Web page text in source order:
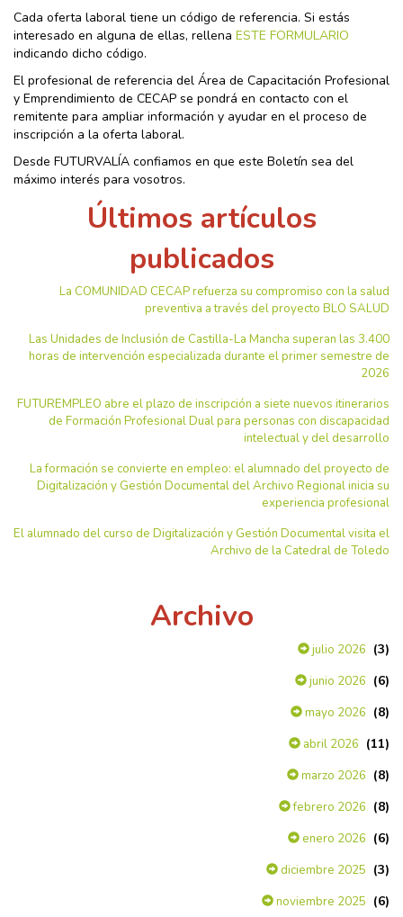
Cada oferta laboral tiene un código de referencia. Si estás
interesado en alguna de ellas, rellena ESTE FORMULARIO
indicando dicho código.
El profesional de referencia del Área de Capacitación Profesional
y Emprendimiento de CECAP se pondrá en contacto con el
remitente para ampliar información y ayudar en el proceso de
inscripción a la oferta laboral.
Desde FUTURVALÍA confiamos en que este Boletín sea del
máximo interés para vosotros.
Últimos artículos
publicados
La COMUNIDAD CECAP refuerza su compromiso con la salud
preventiva a través del proyecto BLO SALUD
Las Unidades de Inclusión de Castilla-La Mancha superan las 3.400
horas de intervención especializada durante el primer semestre de
2026
FUTUREMPLEO abre el plazo de inscripción a siete nuevos itinerarios
de Formación Profesional Dual para personas con discapacidad
intelectual y del desarrollo
La formación se convierte en empleo: el alumnado del proyecto de
Digitalización y Gestión Documental del Archivo Regional inicia su
experiencia profesional
El alumnado del curso de Digitalización y Gestión Documental visita el
Archivo de la Catedral de Toledo
Archivo
julio 2026 (3)
junio 2026 (6)
mayo 2026 (8)
abril 2026 (11)
marzo 2026 (8)
febrero 2026 (8)
enero 2026 (6)
diciembre 2025 (3)
noviembre 2025 (6)